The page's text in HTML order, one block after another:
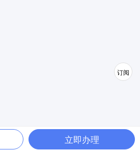
立即办理
订阅